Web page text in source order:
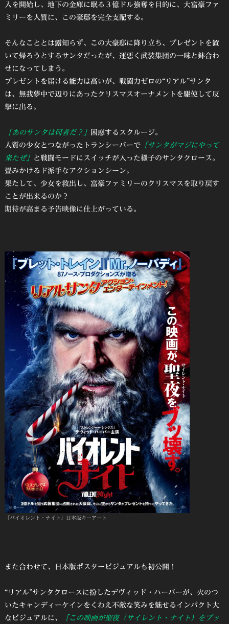
入を開始し、地下の金庫に眠る３億ドル強奪を目的に、大富豪ファ
ミリーを人質に、この豪邸を完全支配する。
そんなこととは露知らず、この大豪邸に降り立ち、プレゼントを置
いて帰ろうとするサンタだったが、運悪く武装集団の一味と鉢合わ
せになってしまう。
プレゼントを届ける能力は高いが、戦闘力ゼロの“リアル”サンタ
は、無我夢中で辺りにあったクリスマスオーナメントを駆使して反
撃に出る。
「あのサンタは何者だ？」
困惑するスクルージ。
人質の少女とつながったトランシーバーで「サンタがマジにやって
来たぜ」 と戦闘モードにスイッチが入った様子のサンタクロース。
畳みかけるド派手なアクションシーン。
果たして、少女を救出し、富豪ファミリーのクリスマスを取り戻す
ことが出来るのか？
期待が高まる予告映像に仕上がっている。
『バイオレント・ナイト』日本版キーアート
また合わせて、日本版ポスタービジュアルも初公開！
“リアル”サンタクロースに扮したデヴィッド・ハーバーが、火のつ
いたキャンディーケインをくわえ不敵な笑みを魅せるインパクト大
なビジュアルに、
「この映画が聖夜（サイレント・ナイト）をブッ